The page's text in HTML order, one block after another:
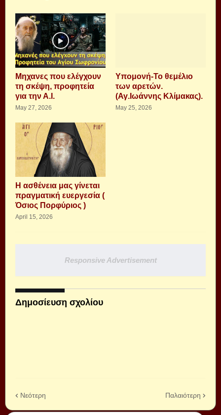
Μηχανες που ελέγχουν
τη σκέψη, προφητεία
για την Α.Ι.
May 27, 2026
Υπομονή-Το θεμέλιο
των αρετών.
(Αγ.Ιωάννης Κλίμακας).
May 25, 2026
Η ασθένεια μας γίνεται
πραγματική ευεργεσία (
Όσιος Πορφύριος )
April 15, 2026
Responsive Advertisement
Δημοσίευση σχολίου
Νεότερη Παλαιότερη